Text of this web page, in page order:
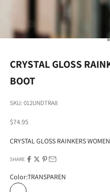
CRYSTAL GLOSS
BOOT
SKU: 012UNDTRA8
Sale price
$74.95
CRYSTAL GLOSS RAINKERS
SHARE
Color:TRANSPAREN